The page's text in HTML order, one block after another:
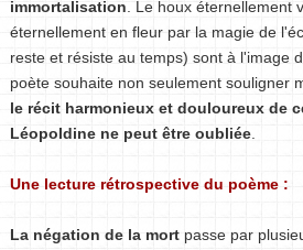
immortalisation. Le houx éternellement
éternellement en fleur par la magie de
reste et résiste au temps) sont à l'image
poète souhaite non seulement souligner
le récit harmonieux et douloureux de
Léopoldine ne peut être oubliée.
Une lecture rétrospective du poème :
La négation de la mort passe par